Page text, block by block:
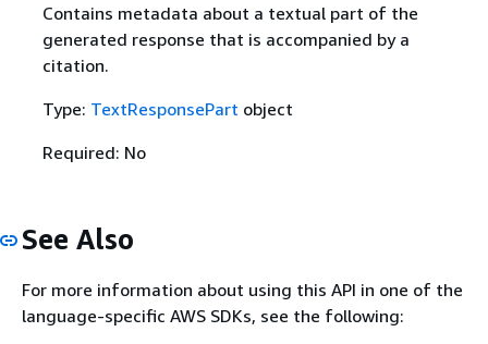
Contains metadata about a textual part of the
generated response that is accompanied by a
citation.
Type: TextResponsePart object
Required: No
See Also
For more information about using this API in one of the
language-specific AWS SDKs, see the following: